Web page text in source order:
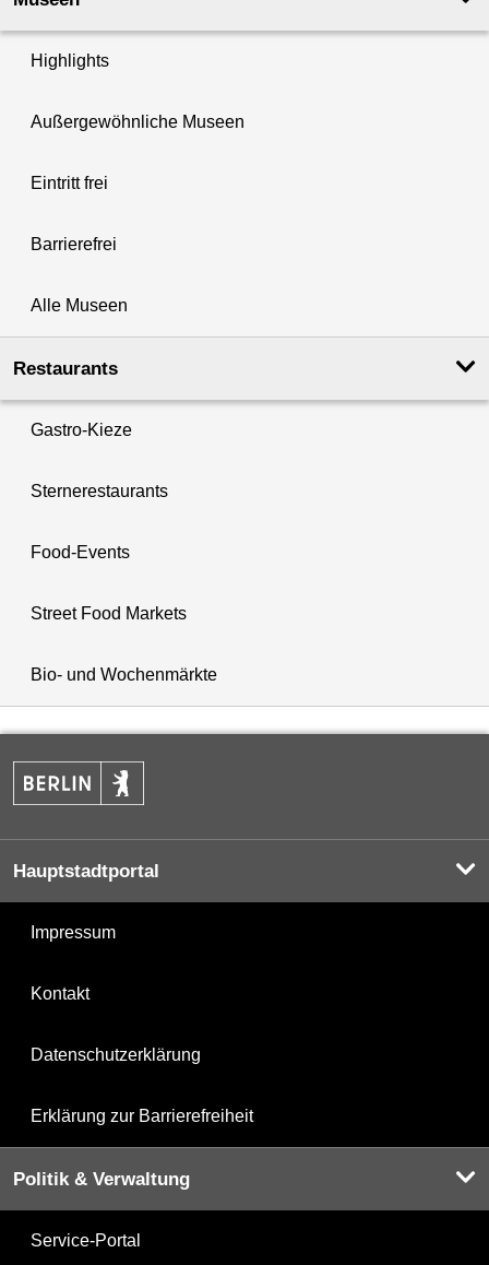
Highlights
Außergewöhnliche Museen
Eintritt frei
Barrierefrei
Alle Museen
Restaurants
Gastro-Kieze
Sternerestaurants
Food-Events
Street Food Markets
Bio- und Wochenmärkte
Hauptstadtportal
Impressum
Kontakt
Datenschutzerklärung
Erklärung zur Barrierefreiheit
Politik & Verwaltung
Service-Portal